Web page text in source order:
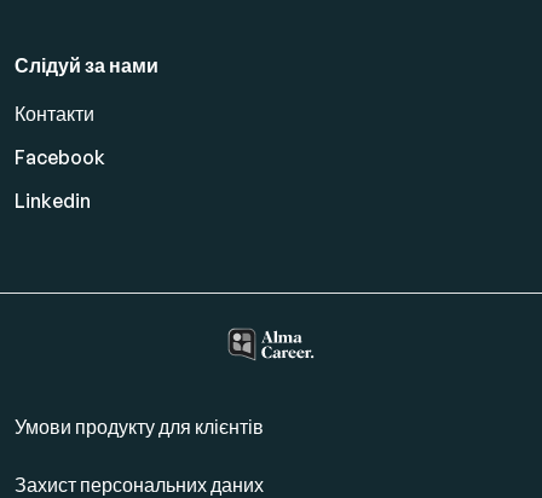
Слідуй за нами
Контакти
Facebook
Linkedin
Умови продукту для клієнтів
Захист персональних даних